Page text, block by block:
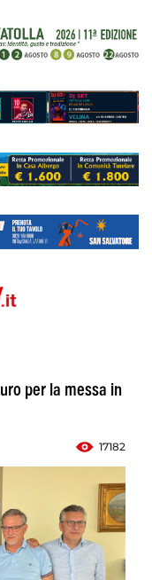
per la messa in
17182